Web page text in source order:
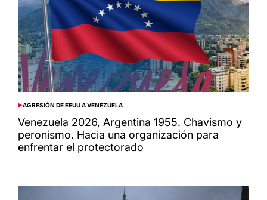
POSTED
IN
AGRESIÓN DE EEUU A VENEZUELA
Venezuela 2026, Argentina 1955. Chavismo y
peronismo. Hacia una organización para
enfrentar el protectorado